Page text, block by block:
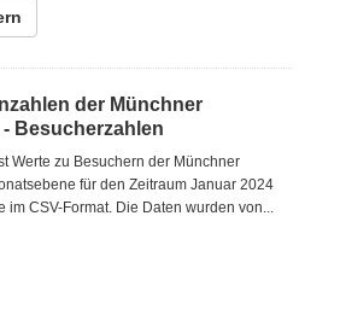
der Münchner
Besucherzahlen
Werte zu Besuchern der Münchner
für den Zeitraum Januar 2024
im CSV-Format. Die Daten wurden von...